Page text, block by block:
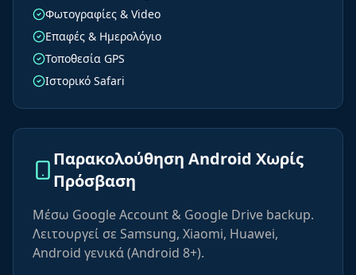
Φωτογραφίες & Video
Επαφές & Ημερολόγιο
Τοποθεσία GPS
Ιστορικό Safari
Παρακολούθηση Android Χωρίς
Πρόσβαση
Μέσω Google Account & Google Drive backup.
Λειτουργεί σε Samsung, Xiaomi, Huawei,
Android γενικά (Android 8+).